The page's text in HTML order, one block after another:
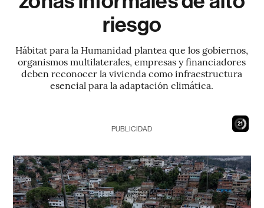
riesgo
Hábitat para la Humanidad plantea que los gobiernos,
organismos multilaterales, empresas y financiadores
deben reconocer la vivienda como infraestructura
esencial para la adaptación climática.
19
PUBLICIDAD